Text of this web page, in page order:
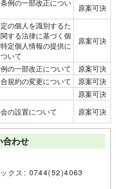
例の一部改正につい
原案可決
の個人を識別するた
する法律に基づく個
定個人情報の提供に
いて
原案可決
の一部改正について
原案可決
規約の変更について
原案可決
原案可決
の設置について 原案可決
合わせ
クス: 0744(52)4063